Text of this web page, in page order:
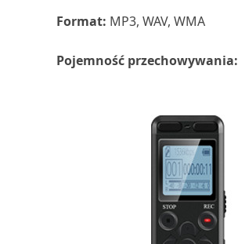
Format: MP3, WAV, WMA
Pojemność przechowywania: